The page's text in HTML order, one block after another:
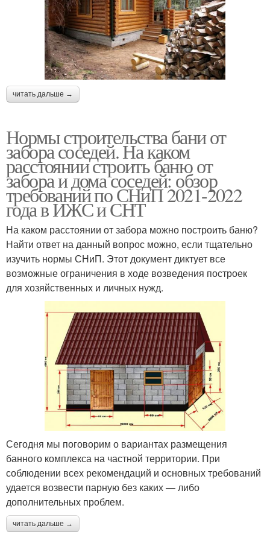
читать дальше →
Нормы строительства бани от
забора соседей. На каком
расстоянии строить баню от
забора и дома соседей: обзор
требований по СНиП 2021-2022
года в ИЖС и СНТ
На каком расстоянии от забора можно построить баню?
Найти ответ на данный вопрос можно, если тщательно
изучить нормы СНиП. Этот документ диктует все
возможные ограничения в ходе возведения построек
для хозяйственных и личных нужд.
Сегодня мы поговорим о вариантах размещения
банного комплекса на частной территории. При
соблюдении всех рекомендаций и основных требований
удается возвести парную без каких — либо
дополнительных проблем.
читать дальше →